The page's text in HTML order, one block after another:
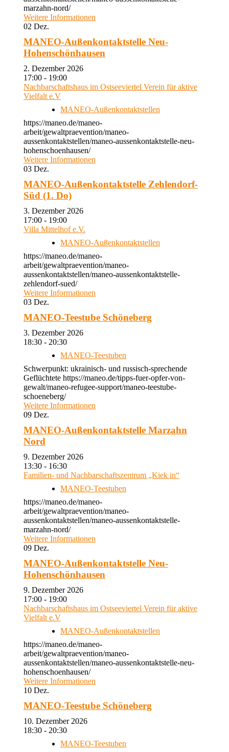
marzahn-nord/
Weitere Informationen
02 Dez.
MANEO-Außenkontaktstelle Neu-
Hohenschönhausen
2. Dezember 2026
17:00 - 19:00
Nachbarschaftshaus im Ostseeviertel Verein für aktive
Vielfalt e.V
MANEO-Außenkontaktstellen
https://maneo.de/maneo-
arbeit/gewaltpraevention/maneo-
aussenkontaktstellen/maneo-aussenkontaktstelle-neu-
hohenschoenhausen/
Weitere Informationen
03 Dez.
MANEO-Außenkontaktstelle Zehlendorf-
Süd (1. Do)
3. Dezember 2026
17:00 - 19:00
Villa Mittelhof e.V.
MANEO-Außenkontaktstellen
https://maneo.de/maneo-
arbeit/gewaltpraevention/maneo-
aussenkontaktstellen/maneo-aussenkontaktstelle-
zehlendorf-sued/
Weitere Informationen
03 Dez.
MANEO-Teestube Schöneberg
3. Dezember 2026
18:30 - 20:30
MANEO-Teestuben
Schwerpunkt: ukrainisch- und russisch-sprechende
Geflüchtete https://maneo.de/tipps-fuer-opfer-von-
gewalt/maneo-refugee-support/maneo-teestube-
schoeneberg/
Weitere Informationen
09 Dez.
MANEO-Außenkontaktstelle Marzahn
Nord
9. Dezember 2026
13:30 - 16:30
Familien- und Nachbarschaftszentrum „Kiek in“
MANEO-Teestuben
https://maneo.de/maneo-
arbeit/gewaltpraevention/maneo-
aussenkontaktstellen/maneo-aussenkontaktstelle-
marzahn-nord/
Weitere Informationen
09 Dez.
MANEO-Außenkontaktstelle Neu-
Hohenschönhausen
9. Dezember 2026
17:00 - 19:00
Nachbarschaftshaus im Ostseeviertel Verein für aktive
Vielfalt e.V
MANEO-Außenkontaktstellen
https://maneo.de/maneo-
arbeit/gewaltpraevention/maneo-
aussenkontaktstellen/maneo-aussenkontaktstelle-neu-
hohenschoenhausen/
Weitere Informationen
10 Dez.
MANEO-Teestube Schöneberg
10. Dezember 2026
18:30 - 20:30
MANEO-Teestuben